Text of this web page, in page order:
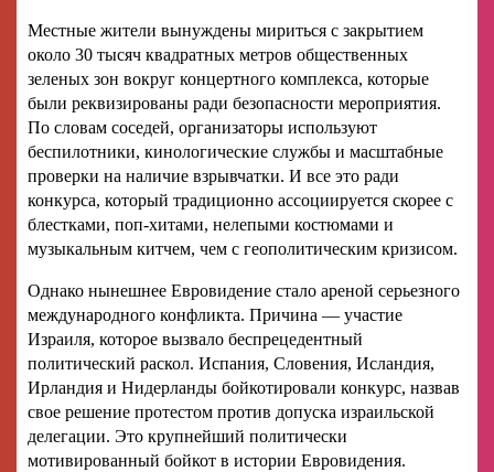
Местные жители вынуждены мириться с закрытием
около 30 тысяч квадратных метров общественных
зеленых зон вокруг концертного комплекса, которые
были реквизированы ради безопасности мероприятия.
По словам соседей, организаторы используют
беспилотники, кинологические службы и масштабные
проверки на наличие взрывчатки. И все это ради
конкурса, который традиционно ассоциируется скорее с
блестками, поп-хитами, нелепыми костюмами и
музыкальным китчем, чем с геополитическим кризисом.
Однако нынешнее Евровидение стало ареной серьезного
международного конфликта. Причина — участие
Израиля, которое вызвало беспрецедентный
политический раскол. Испания, Словения, Исландия,
Ирландия и Нидерланды бойкотировали конкурс, назвав
свое решение протестом против допуска израильской
делегации. Это крупнейший политически
мотивированный бойкот в истории Евровидения.